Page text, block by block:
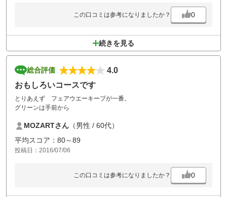
この口コミは参考になりましたか？ 0
続きを見る
総合評価
4.0
おもしろいコースです
とりあえず フェアウエーキープが一番。
グリーンは手前から
MOZARTさん （男性 / 60代）
平均スコア：80～89
投稿日：2016/07/06
この口コミは参考になりましたか？ 0